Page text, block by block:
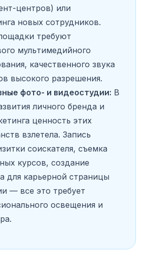
центров) или
новых сотрудников.
требуют
мультимедийного
качественного звука
высокого разрешения.
фото- и видеостудии: В
личного бренда и
ценность этих
взлетела. Запись
соискателя, съемка
курсов, создание
для карьерной страницы
— все это требует
освещения и